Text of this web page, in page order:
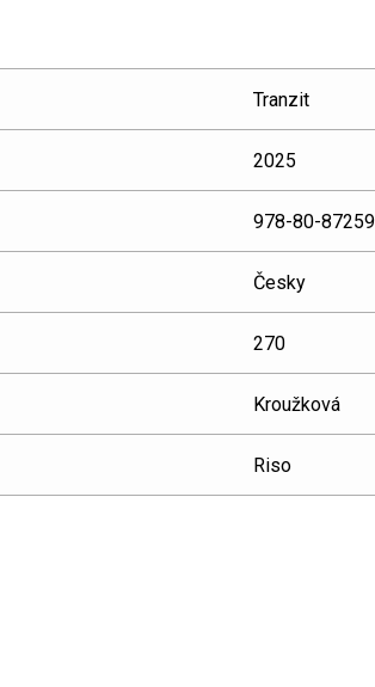
Tranzit
2025
978-80-
Česky
270
Kroužková
Riso